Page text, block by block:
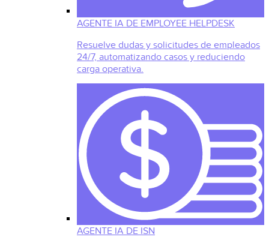
AGENTE IA DE EMPLOYEE HELPDESK
Resuelve dudas y solicitudes de empleados
24/7, automatizando casos y reduciendo
carga operativa.
AGENTE IA DE ISN